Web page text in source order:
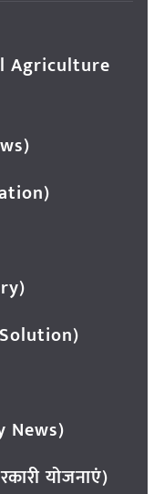
Agriculture
News)
योजनाएं)